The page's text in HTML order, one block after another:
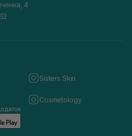
4
Sisters Skin
Cosmetology